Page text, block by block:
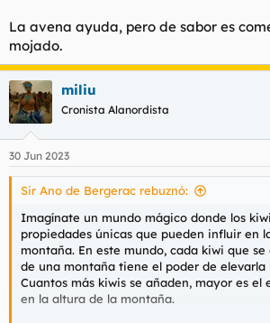
La avena ayuda, pero de sabor es
mojado.
miliu
Cronista Alanordista
30 Jun 2023
Sir Ano de Bergerac rebuznó:
Imagínate un mundo mágico donde los
propiedades únicas que pueden influir en
montaña. En este mundo, cada kiwi que
de una montaña tiene el poder de elevarla
Cuantos más kiwis se añaden, mayor es
en la altura de la montaña.